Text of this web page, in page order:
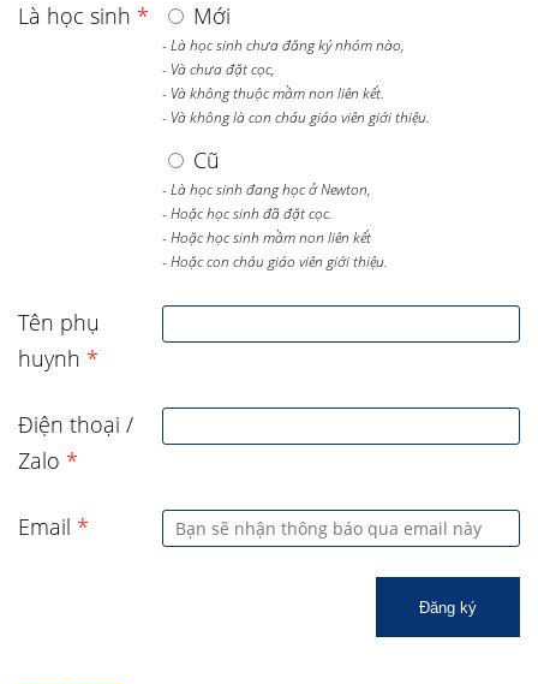
Là học sinh * Mới
- Là học sinh chưa đăng ký nhóm nào,
- Và chưa đặt cọc,
- Và không thuộc mầm non liên kết.
- Và không là con cháu giáo viên giới thiệu.
Cũ
- Là học sinh đang học ở Newton,
- Hoặc học sinh đã đặt cọc.
- Hoặc học sinh mầm non liên kết
- Hoặc con cháu giáo viên giới thiệu.
Tên phụ
huynh *
Điện thoại /
Zalo *
Email *
Đăng ký